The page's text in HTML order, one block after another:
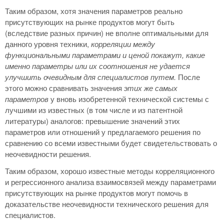
Таким образом, хотя значения параметров реально
присутствующих на рынке продуктов могут быть
(вследствие разных причин) не вполне оптимальными для
данного уровня техники, корреляции между
функциональными параметрами и ценой покажут, какие
именно параметры или их соотношения не удается
улучшить очевидным для специалистов путем. После
этого можно сравнивать значения этих же самых
параметрову вновь изобретенной технической системы с
лучшими из известных (в том числе и из патентной
литературы) аналогов: превышение значений этих
параметров или отношений у предлагаемого решения по
сравнению со всеми известными будет свидетельствовать о
неочевидности решения.
Таким образом, хорошо известные методы корреляционного
и регрессионного анализа взаимосвязей между параметрами
присутствующих на рынке продуктов могут помочь в
доказательстве неочевидности технического решения для
специалистов.